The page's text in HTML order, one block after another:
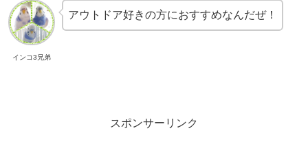
インコ3兄弟
アウトドア好きの方におすすめなんだぜ！
スポンサーリンク